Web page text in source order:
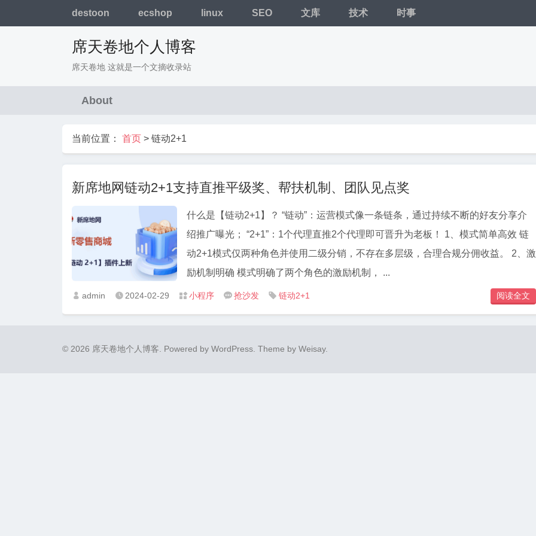
destoon ecshop linux SEO 文库 技术 时事
席天卷地个人博客
席天卷地 这就是一个文摘收录站
About
当前位置： 首页 > 链动2+1
新席地网链动2+1支持直推平级奖、帮扶机制、团队见点奖
什么是【链动2+1】？ “链动”：运营模式像一条链条，通过持续不断的好友分享介
绍推广曝光； “2+1”：1个代理直推2个代理即可晋升为老板！ 1、模式简单高效 链
动2+1模式仅两种角色并使用二级分销，不存在多层级，合理合规分佣收益。 2、激
励机制明确 模式明确了两个角色的激励机制， ...
 admin  2024-02-29  小程序  抢沙发  链动2+1 阅读全文
© 2026 席天卷地个人博客. Powered by WordPress . Theme by Weisay.